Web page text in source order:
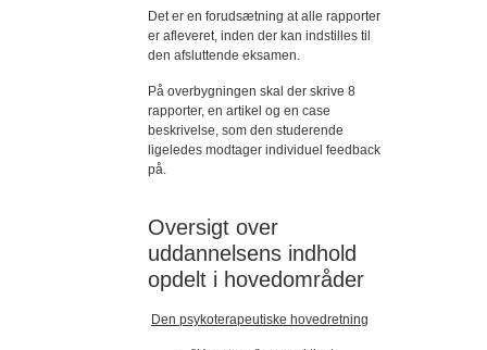
Det er en forudsætning at alle rapporter
er afleveret, inden der kan indstilles til
den afsluttende eksamen.
På overbygningen skal der skrive 8
rapporter, en artikel og en case
beskrivelse, som den studerende
ligeledes modtager individuel feedback
på.
Oversigt over
uddannelsens indhold
opdelt i hovedområder
Den psykoterapeutiske hovedretning